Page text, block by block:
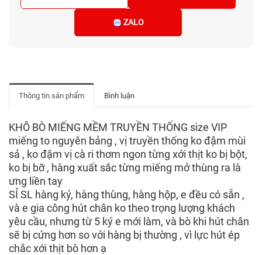
ZALO
Thông tin sản phẩm Bình luận
KHÔ BÒ MIẾNG MỀM TRUYỀN THỐNG size VIP
miếng to nguyên bảng , vị truyền thống ko đậm mùi
sả , ko đậm vị cà ri thơm ngon từng xới thịt ko bị bột,
ko bị bỡ , hàng xuất sắc từng miếng mở thùng ra là
ưng liền tay
SỈ SL hàng ký, hàng thùng, hàng hộp, e đều có sẵn ,
và e gia công hút chân ko theo trọng lượng khách
yêu cầu, nhưng từ 5 ký e mới làm, và bò khi hút chân
sẽ bị cứng hơn so với hàng bị thường , vì lực hút ép
chắc xới thịt bò hơn ạ